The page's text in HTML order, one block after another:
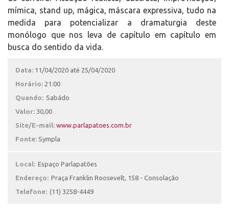
mímica, stand up, mágica, máscara expressiva, tudo na
medida para potencializar a dramaturgia deste
monólogo que nos leva de capítulo em capítulo em
busca do sentido da vida.
Data: 11/04/2020 até 25/04/2020
Horário: 21:00
Quando: Sabádo
Valor: 30,00
Site/E-mail: www.parlapatoes.com.br
Fonte: Sympla
Local: Espaço Parlapatões
Endereço: Praça Franklin Roosevelt, 158 - Consolação
Telefone: (11) 3258-4449